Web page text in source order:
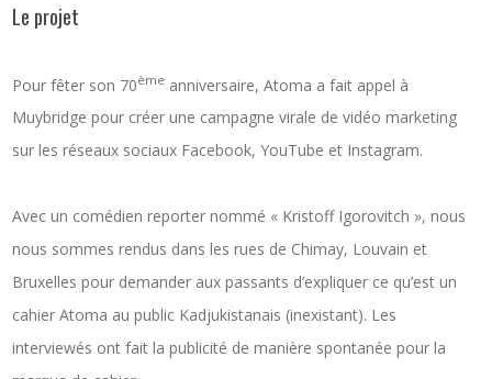
Le projet
Pour fêter son 70ème anniversaire, Atoma a fait appel à
Muybridge pour créer une campagne virale de vidéo marketing
sur les réseaux sociaux Facebook, YouTube et Instagram.
Avec un comédien reporter nommé « Kristoff Igorovitch », nous
nous sommes rendus dans les rues de Chimay, Louvain et
Bruxelles pour demander aux passants d’expliquer ce qu’est un
cahier Atoma au public Kadjukistanais (inexistant). Les
interviewés ont fait la publicité de manière spontanée pour la